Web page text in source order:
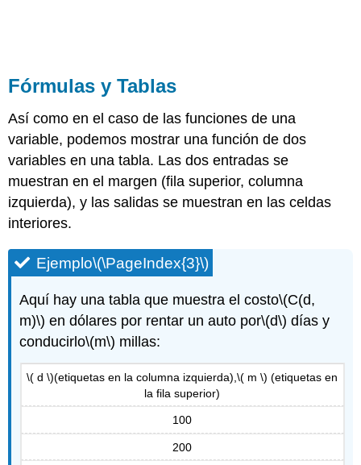
Fórmulas y Tablas
Así como en el caso de las funciones de una
variable, podemos mostrar una función de dos
variables en una tabla. Las dos entradas se
muestran en el margen (fila superior, columna
izquierda), y las salidas se muestran en las celdas
interiores.
Ejemplo\(\PageIndex{3}\)
Aquí hay una tabla que muestra el costo\(C(d,
m)\) en dólares por rentar un auto por\(d\) días y
conducirlo\(m\) millas:
\( d \)(etiquetas en la columna izquierda), \( m \) (etiquetas en
la fila superior)
100
200